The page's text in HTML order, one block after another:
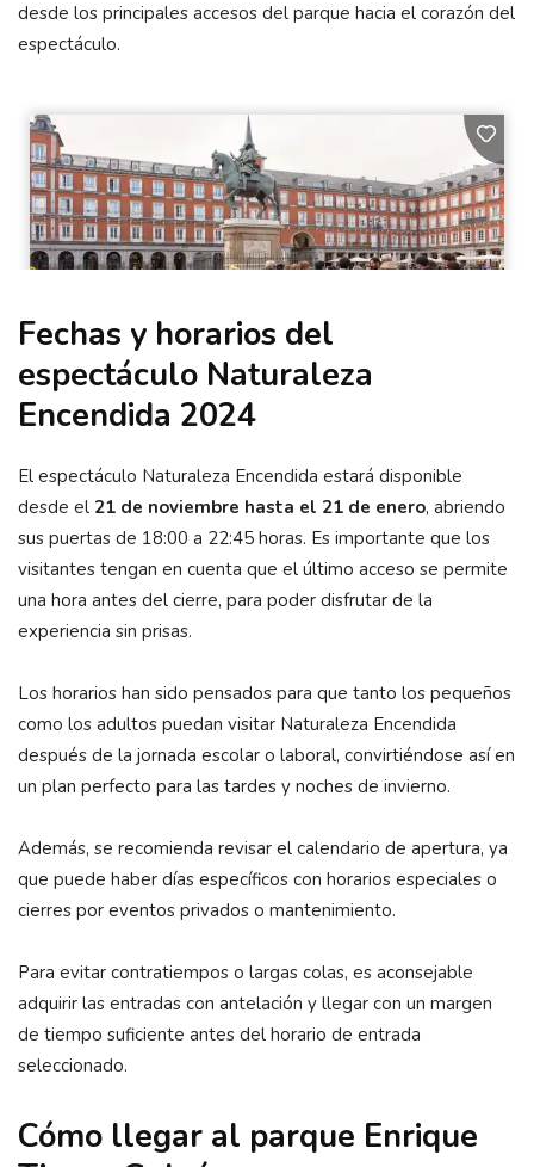
desde los principales accesos del parque hacia el corazón del
espectáculo.
Fechas y horarios del
espectáculo Naturaleza
Encendida 2024
El espectáculo Naturaleza Encendida estará disponible
desde el 21 de noviembre hasta el 21 de enero, abriendo
sus puertas de 18:00 a 22:45 horas. Es importante que los
visitantes tengan en cuenta que el último acceso se permite
una hora antes del cierre, para poder disfrutar de la
experiencia sin prisas.
Los horarios han sido pensados para que tanto los pequeños
como los adultos puedan visitar Naturaleza Encendida
después de la jornada escolar o laboral, convirtiéndose así en
un plan perfecto para las tardes y noches de invierno.
Además, se recomienda revisar el calendario de apertura, ya
que puede haber días específicos con horarios especiales o
cierres por eventos privados o mantenimiento.
Para evitar contratiempos o largas colas, es aconsejable
adquirir las entradas con antelación y llegar con un margen
de tiempo suficiente antes del horario de entrada
seleccionado.
Cómo llegar al parque Enrique